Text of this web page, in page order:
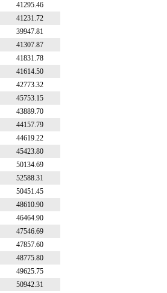
41295.46
41231.72
39947.81
41307.87
41831.78
41614.50
42773.32
45753.15
43889.70
44157.79
44619.22
45423.80
50134.69
52588.31
50451.45
48610.90
46464.90
47546.69
47857.60
48775.80
49625.75
50942.31